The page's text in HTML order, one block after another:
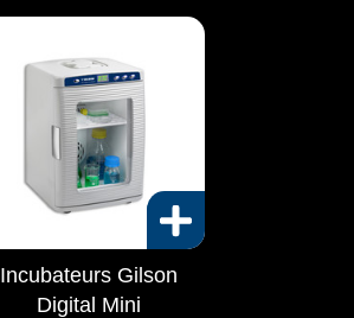
Incubateurs Gilson
Digital Mini